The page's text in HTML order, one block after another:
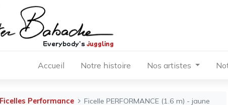
Everybody'sjuggling
Accueil Notre histoire Nos artistes
Ficelles Performance Ficelle PERFORMANCE (1.6 m) - jaune